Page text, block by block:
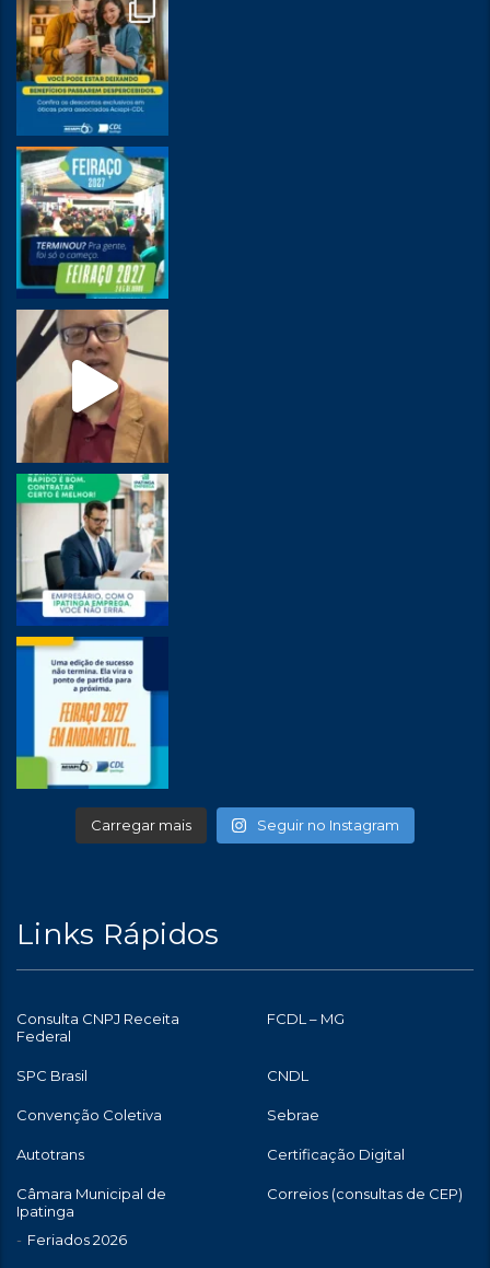
Carregar mais Seguir no Instagram
Links Rápidos
Consulta CNPJ Receita
Federal
FCDL – MG
SPC Brasil CNDL
Convenção Coletiva Sebrae
Autotrans Certificação Digital
Câmara Municipal de
Ipatinga
Feriados 2026
Correios (consultas de CEP)